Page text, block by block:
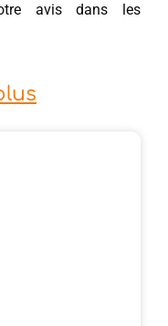
avis dans les